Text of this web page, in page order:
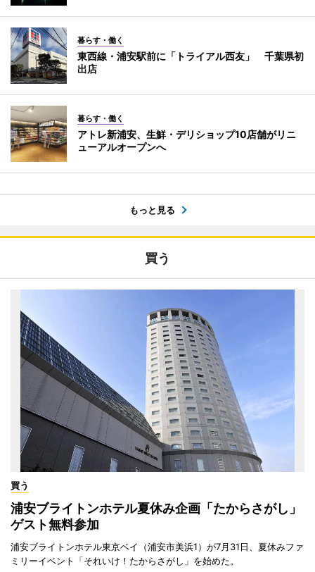
暮らす・働く
東西線・浦安駅前に「トライアル西友」 千葉県初
出店
暮らす・働く
アトレ新浦安、生鮮・デリショップ10店舗がリニ
ューアルオープンへ
もっと見る
買う
買う
浦安ブライトンホテル夏休み企画「たからさがし」
ゲスト無料参加
浦安ブライトンホテル東京ベイ（浦安市美浜1）が7月31日、夏休みファ
ミリーイベント「それいけ！たからさがし」を始めた。